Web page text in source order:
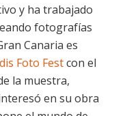
y ha trabajado
fotografías
Canaria es
Foto Festcon el
la muestra,
en su obra